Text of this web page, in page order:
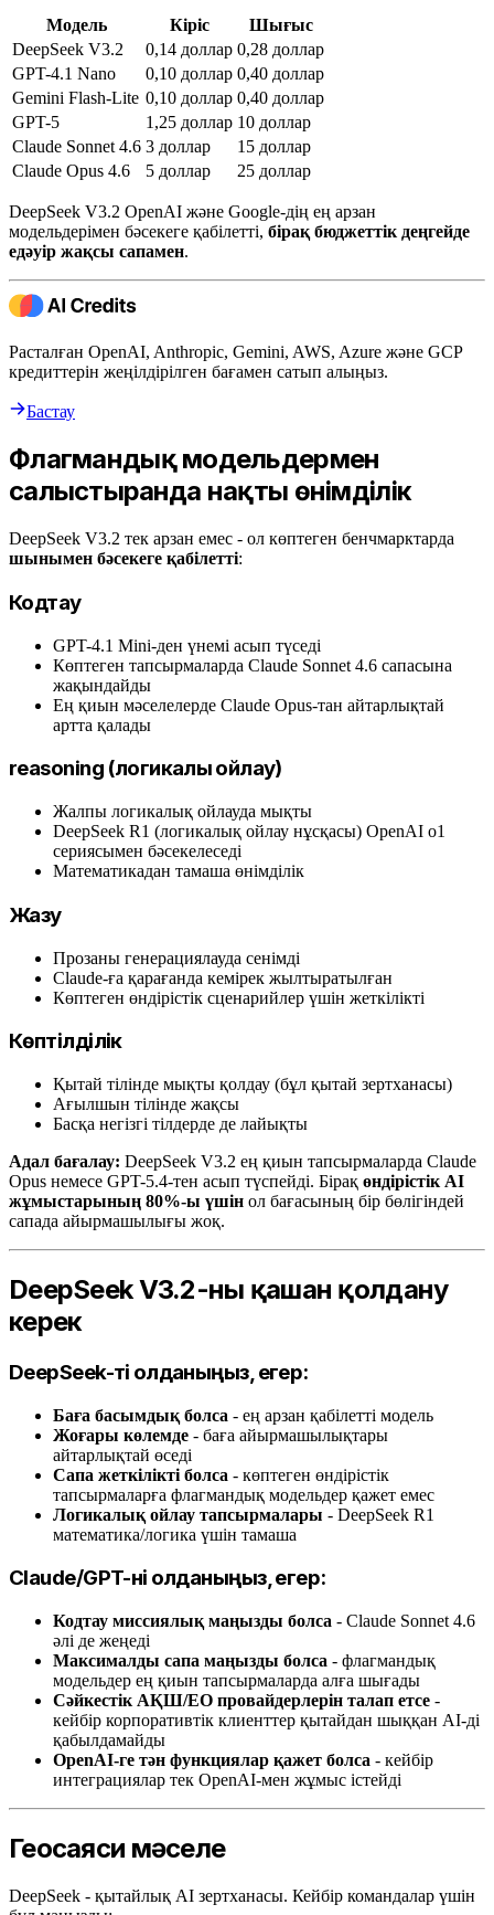
Модель Кіріс
Шығыс
DeepSeek V3.2
0,14 доллар 0,28 доллар
GPT-4.1 Nano
0,10 доллар 0,40 доллар
Gemini Flash-Lite 0,10 доллар 0,40 доллар
GPT-5
1,25 доллар 10 доллар
Claude Sonnet 4.6 3 доллар
15 доллар
Claude Opus 4.6
5 доллар 25 доллар
DeepSeek V3.2 OpenAI және Google-дің ең арзан
модельдерімен бәсекеге қабілетті, бірақ бюджеттік деңгейде
едәуір жақсы сапамен.
Расталған OpenAI, Anthropic, Gemini, AWS, Azure және GCP
кредиттерін жеңілдірілген бағамен сатып алыңыз.
Бастау
Флагмандық модельдермен
салыстырғанда нақты өнімділік
DeepSeek V3.2 тек арзан емес - ол көптеген бенчмарктарда
шынымен бәсекеге қабілетті:
Кодтау
GPT-4.1 Mini-ден үнемі асып түседі
Көптеген тапсырмаларда Claude Sonnet 4.6 сапасына
жақындайды
Ең қиын мәселелерде Claude Opus-тан айтарлықтай
артта қалады
reasoning (логикалық ойлау)
Жалпы логикалық ойлауда мықты
DeepSeek R1 (логикалық ойлау нұсқасы) OpenAI o1
сериясымен бәсекелеседі
Математикадан тамаша өнімділік
Жазу
Прозаны генерациялауда сенімді
Claude-ға қарағанда кемірек жылтыратылған
Көптеген өндірістік сценарийлер үшін жеткілікті
Көптілділік
Қытай тілінде мықты қолдау (бұл қытай зертханасы)
Ағылшын тілінде жақсы
Басқа негізгі тілдерде де лайықты
Адал бағалау: DeepSeek V3.2 ең қиын тапсырмаларда Claude
Opus немесе GPT-5.4-тен асып түспейді. Бірақ өндірістік AI
жұмыстарының 80%-ы үшін ол бағасының бір бөлігіндей
сапада айырмашылығы жоқ.
DeepSeek V3.2-ны қашан қолдану
керек
DeepSeek-ті қолданыңыз, егер:
Баға басымдық болса - ең арзан қабілетті модель
Жоғары көлемде - баға айырмашылықтары
айтарлықтай өседі
Сапа жеткілікті болса - көптеген өндірістік
тапсырмаларға флагмандық модельдер қажет емес
Логикалық ойлау тапсырмалары - DeepSeek R1
математика/логика үшін тамаша
Claude/GPT-ні қолданыңыз, егер:
Кодтау миссиялық маңызды болса - Claude Sonnet 4.6
әлі де жеңеді
Максималды сапа маңызды болса - флагмандық
модельдер ең қиын тапсырмаларда алға шығады
Сәйкестік АҚШ/ЕО провайдерлерін талап етсе -
кейбір корпоративтік клиенттер қытайдан шыққан AI-ді
қабылдамайды
OpenAI-ге тән функциялар қажет болса - кейбір
интеграциялар тек OpenAI-мен жұмыс істейді
Геосаяси мәселе
DeepSeek - қытайлық AI зертханасы. Кейбір командалар үшін